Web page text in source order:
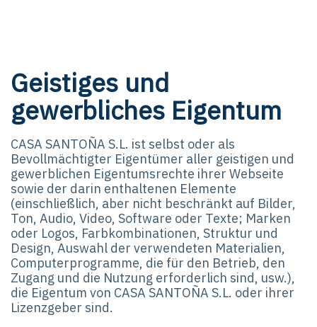
Geistiges und
gewerbliches Eigentum
CASA SANTOÑA S.L. ist selbst oder als
Bevollmächtigter Eigentümer aller geistigen und
gewerblichen Eigentumsrechte ihrer Webseite
sowie der darin enthaltenen Elemente
(einschließlich, aber nicht beschränkt auf Bilder,
Ton, Audio, Video, Software oder Texte; Marken
oder Logos, Farbkombinationen, Struktur und
Design, Auswahl der verwendeten Materialien,
Computerprogramme, die für den Betrieb, den
Zugang und die Nutzung erforderlich sind, usw.),
die Eigentum von CASA SANTOÑA S.L. oder ihrer
Lizenzgeber sind.